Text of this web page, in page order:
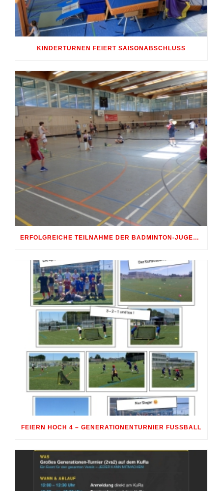
KINDERTURNEN FEIERT SAISONABSCHLUSS
ERFOLGREICHE TEILNAHME DER BADMINTON-JUGEND AM 10. SHUTTLE-CUP 2026 IN ERDWEG
FEIERN HOCH 4 – GENERATIONENTURNIER FUSSBALL